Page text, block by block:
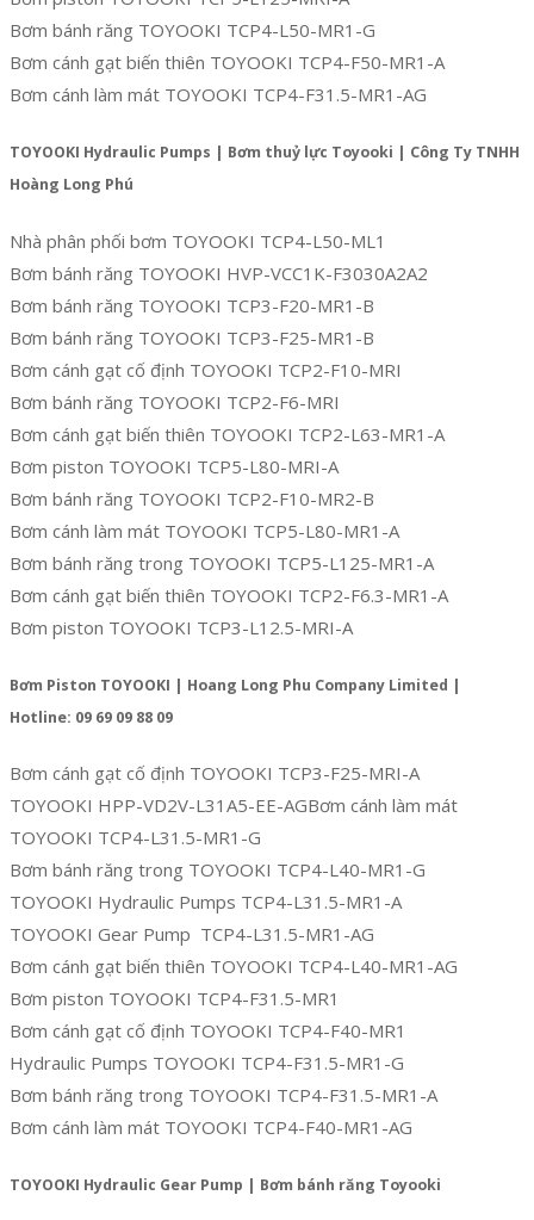
Bơm bánh răng TOYOOKI TCP4-L50-MR1-G
Bơm cánh gạt biến thiên TOYOOKI TCP4-F50-MR1-A
Bơm cánh làm mát TOYOOKI TCP4-F31.5-MR1-AG
TOYOOKI Hydraulic Pumps | Bơm thuỷ lực Toyooki | Công Ty TNHH
Hoàng Long Phú
Nhà phân phối bơm TOYOOKI TCP4-L50-ML1
Bơm bánh răng TOYOOKI HVP-VCC1K-F3030A2A2
Bơm bánh răng TOYOOKI TCP3-F20-MR1-B
Bơm bánh răng TOYOOKI TCP3-F25-MR1-B
Bơm cánh gạt cố định TOYOOKI TCP2-F10-MRI
Bơm bánh răng TOYOOKI TCP2-F6-MRI
Bơm cánh gạt biến thiên TOYOOKI TCP2-L63-MR1-A
Bơm piston TOYOOKI TCP5-L80-MRI-A
Bơm bánh răng TOYOOKI TCP2-F10-MR2-B
Bơm cánh làm mát TOYOOKI TCP5-L80-MR1-A
Bơm bánh răng trong TOYOOKI TCP5-L125-MR1-A
Bơm cánh gạt biến thiên TOYOOKI TCP2-F6.3-MR1-A
Bơm piston TOYOOKI TCP3-L12.5-MRI-A
Bơm Piston TOYOOKI | Hoang Long Phu Company Limited |
Hotline: 09 69 09 88 09
Bơm cánh gạt cố định TOYOOKI TCP3-F25-MRI-A
TOYOOKI HPP-VD2V-L31A5-EE-AGBơm cánh làm mát
TOYOOKI TCP4-L31.5-MR1-G
Bơm bánh răng trong TOYOOKI TCP4-L40-MR1-G
TOYOOKI Hydraulic Pumps TCP4-L31.5-MR1-A
TOYOOKI Gear Pump TCP4-L31.5-MR1-AG
Bơm cánh gạt biến thiên TOYOOKI TCP4-L40-MR1-AG
Bơm piston TOYOOKI TCP4-F31.5-MR1
Bơm cánh gạt cố định TOYOOKI TCP4-F40-MR1
Hydraulic Pumps TOYOOKI TCP4-F31.5-MR1-G
Bơm bánh răng trong TOYOOKI TCP4-F31.5-MR1-A
Bơm cánh làm mát TOYOOKI TCP4-F40-MR1-AG
TOYOOKI Hydraulic Gear Pump | Bơm bánh răng Toyooki